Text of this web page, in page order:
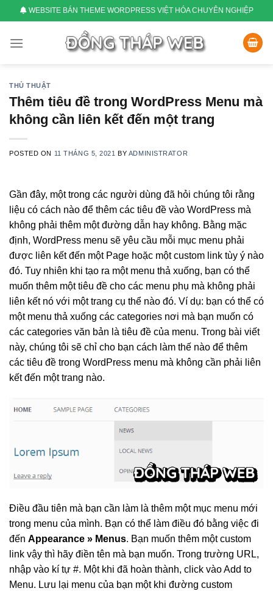
to
content
WEBSITE BÁN THEME WORDPRESS VIỆT HÓA CHUYÊN NGHIỆP
THỦ THUẬT
Thêm tiêu đề trong WordPress Menu mà
không cần liên kết đến một trang
POSTED ON 11 THÁNG 5, 2021 BY ADMINISTRATOR
Gần đây, một trong các người dùng đã hỏi chúng tôi rằng
liệu có cách nào để thêm các tiêu đề vào WordPress mà
không phải thêm một đường dẫn hay không. Bằng mặc
định, WordPress menu sẽ yêu cầu mỗi mục menu phải
được liên kết đến một Page hoặc một custom link tùy ý nào
đó. Tuy nhiên khi tạo ra một menu thả xuống, bạn có thể
muốn thêm một tiêu đề cho các menu phụ mà không phải
liên kết nó với một trang cụ thể nào đó. Ví dụ: bạn có thể có
một menu thả xuống các categories nơi mà bạn muốn có
các categories văn bản là tiêu đề của menu. Trong bài viết
này, chúng tôi sẽ chỉ cho bạn cách làm thế nào để thêm
các tiêu đề trong WordPress menu mà không cần phải liên
kết đến một trang nào.
Điều đầu tiên mà bạn cần làm là thêm một mục menu mới
trong menu của mình. Bạn có thể làm điều đó bằng việc đi
đến Appearance » Menus. Bạn muốn thêm một custom
link vậy thì hãy điền tên mà bạn muốn. Trong trường URL,
nhập vào kí tự #. Một khi đã hoàn thành, click vào Add to
Menu. Lưu lại menu của bạn một khi đường custom